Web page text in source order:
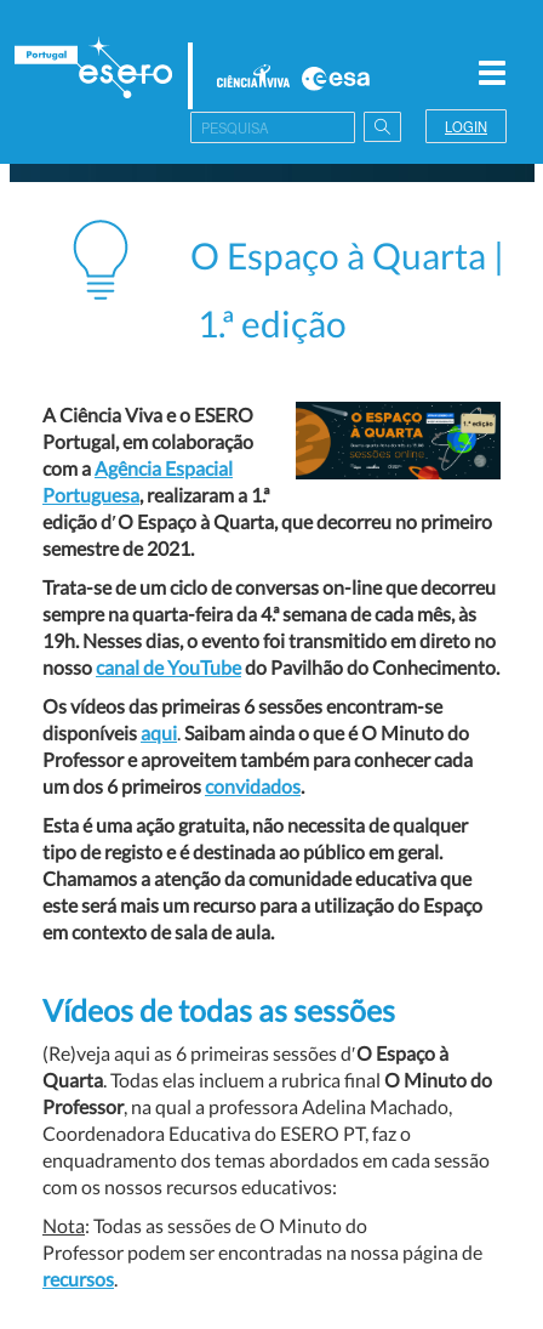
LOGIN
O Espaço à Quarta |
1.ª edição
A Ciência Viva e o ESERO
Portugal, em colaboração
com aAgência Espacial
Portuguesa, realizaram a 1.ª
edição d′O Espaço à Quarta, que decorreu no primeiro
semestre de 2021.
Trata-se de um ciclo de conversas on-line que decorreu
sempre na quarta-feira da 4.ª semana de cada mês, às
19h. Nesses dias, o evento foi transmitido em direto no
nossocanal de YouTubedo Pavilhão do Conhecimento.
Os vídeos das primeiras 6 sessões encontram-se
disponíveisaqui.Saibam ainda o que é O Minuto do
Professor e aproveitem também para conhecer cada
um dos 6 primeirosconvidados.
Esta é uma ação gratuita, não necessita de qualquer
tipo de registo e é destinada ao público em geral.
Chamamos a atenção da comunidade educativa que
este será mais um recurso para a utilização do Espaço
em contexto de sala de aula.
Vídeos de todas as sessões
(Re)veja aqui as 6 primeiras sessões d′O Espaço à
Quarta. Todas elas incluem a rubrica final O Minuto do
Professor, na qual a professora Adelina Machado,
Coordenadora Educativa do ESERO PT, faz o
enquadramento dos temas abordados em cada sessão
com os nossos recursos educativos:
Nota: Todas as sessões de O Minuto do
Professor podem ser encontradas na nossa página de
recursos.